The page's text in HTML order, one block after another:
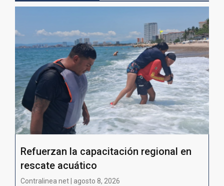
Refuerzan la capacitación regional en
rescate acuático
Contralinea net | agosto 8, 2026